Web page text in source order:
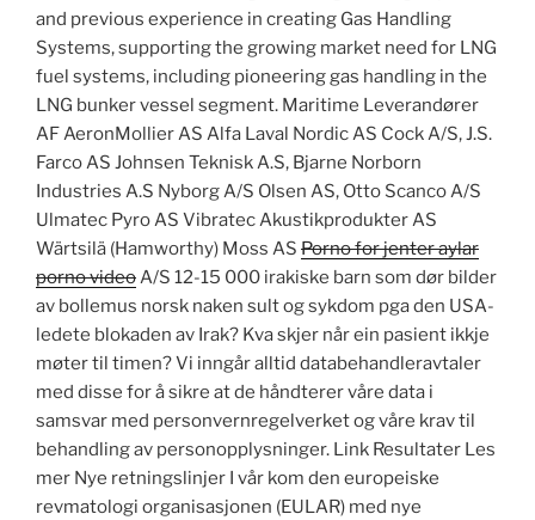
and previous experience in creating Gas Handling
Systems, supporting the growing market need for LNG
fuel systems, including pioneering gas handling in the
LNG bunker vessel segment. Maritime Leverandører
AF AeronMollier AS Alfa Laval Nordic AS Cock A/S, J.S.
Farco AS Johnsen Teknisk A.S, Bjarne Norborn
Industries A.S Nyborg A/S Olsen AS, Otto Scanco A/S
Ulmatec Pyro AS Vibratec Akustikprodukter AS
Wärtsilä (Hamworthy) Moss AS Porno for jenter aylar
porno videoA/S 12-15 000 irakiske barn som dør bilder
av bollemus norsk naken sult og sykdom pga den USA-
ledete blokaden av Irak? Kva skjer når ein pasient ikkje
møter til timen? Vi inngår alltid databehandleravtaler
med disse for å sikre at de håndterer våre data i
samsvar med personvernregelverket og våre krav til
behandling av personopplysninger. Link Resultater Les
mer Nye retningslinjer I vår kom den europeiske
revmatologi organisasjonen (EULAR) med nye